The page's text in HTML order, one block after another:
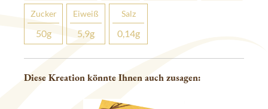
Zucker
50g
Eiweiß
5,9g
Salz
0,14g
Diese Kreation könnte Ihnen auch zusagen: